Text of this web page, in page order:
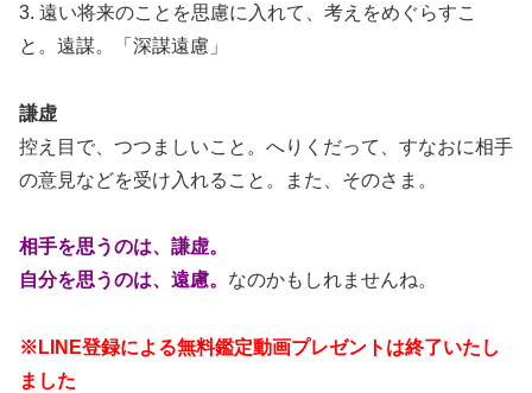
3. 遠い将来のことを思慮に入れて、考えをめぐらすこ
と。遠謀。「深謀遠慮」
謙虚
控え目で、つつましいこと。へりくだって、すなおに相手
の意見などを受け入れること。また、そのさま。
相手を思うのは、謙虚。
自分を思うのは、遠慮。 なのかもしれませんね。
※LINE登録による無料鑑定動画プレゼントは終了いたし
ました